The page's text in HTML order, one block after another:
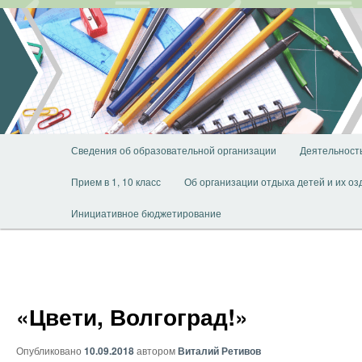
Перейти
основному
содержимому
Сведения об образовательной организации
Прием в 1, 10 класс Об организации отдыха детей и их
Инициативное бюджетирование
«Цвети, Волгоград!»
Опубликовано 10.09.2018авторомВиталий Ретивов